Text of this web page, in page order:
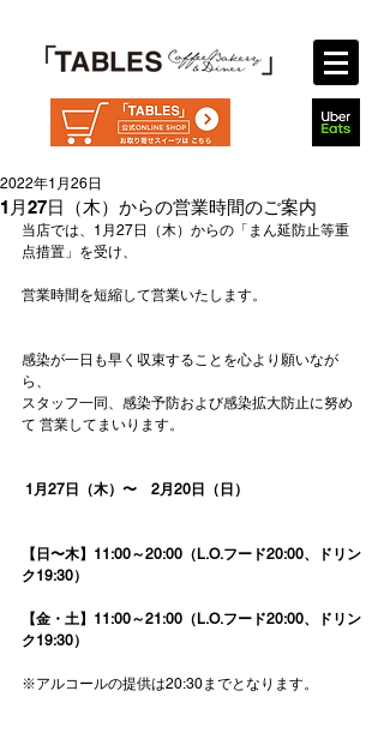
1月27日（木）からの営業時間のご案内
2022年1月26日
当店では、1月27日（木）からの「まん延防止等重
点措置」を受け、
営業時間を短縮して営業いたします。
感染が一日も早く収束することを心より願いなが
ら、
スタッフ一同、感染予防および感染拡大防止に努め
て 営業してまいります。
1月27日（木）〜　2月20日（日）
【日〜木】11:00～20:00（L.O.フード20:00、ドリン
ク19:30）
【金・土】11:00～21:00（L.O.フード20:00、ドリン
ク19:30）
※アルコールの提供は20:30までとなります。